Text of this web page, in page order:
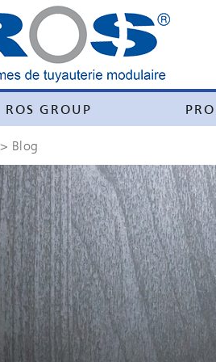
ROS GROUP
> Blog